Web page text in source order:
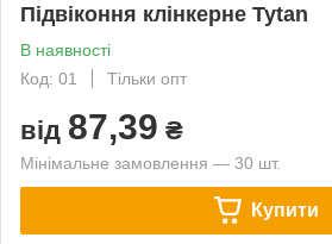
Підвіконня клінкерне Tytan
В наявності
Код: 01
Тільки опт
від 87,39 ₴
Мінімальне замовлення — 30 шт.
Купити